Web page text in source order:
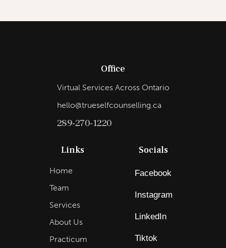
Office
Virtual Services Across Ontario
hello@trueselfcounselling.ca
289-270-1220
Links
Home
Team
Services
About Us
Practicum
Socials
Facebook
Instagram
LinkedIn
Tiktok